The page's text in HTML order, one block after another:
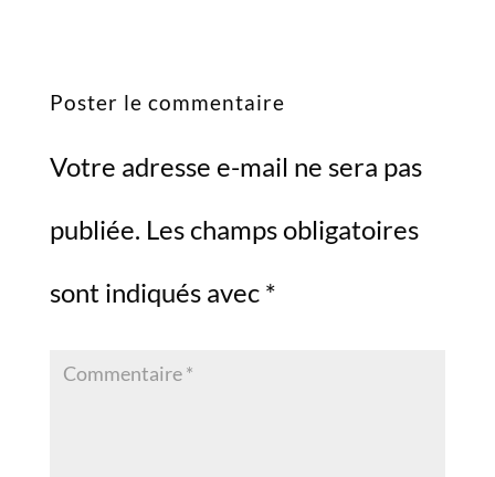
Poster le commentaire
Votre adresse e-mail ne sera pas
publiée. Les champs obligatoires
sont indiqués avec *